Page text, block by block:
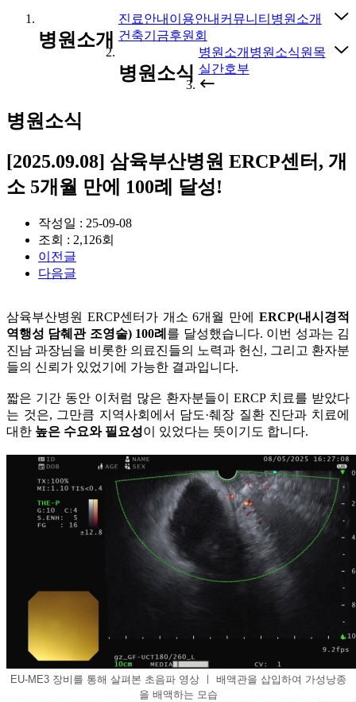
병원소개
진료안내 이용안내 커뮤니티 병원소개
건축기금후원회
병원소식
병원소개 병원소식원목
실간호부
병원소식
[2025.09.08] 삼육부산병원 ERCP센터, 개
소 5개월 만에 100례 달성!
작성일 : 25-09-08
조회 : 2,126회
이전글
다음글
삼육부산병원 ERCP센터가 개소 6개월 만에 ERCP(내시경적
역행성 담췌관 조영술) 100례 를 달성했습니다. 이번 성과는 김
진남 과장님을 비롯한 의료진들의 노력과 헌신, 그리고 환자분
들의 신뢰가 있었기에 가능한 결과입니다.
짧은 기간 동안 이처럼 많은 환자분들이 ERCP 치료를 받았다
는 것은, 그만큼 지역사회에서 담도·췌장 질환 진단과 치료에
대한 높은 수요와 필요성이 있었다는 뜻이기도 합니다.
EU-ME3 장비를 통해 살펴본 초음파 영상 ㅣ 배액관을 삽입하여 가성낭종
을 배액하는 모습